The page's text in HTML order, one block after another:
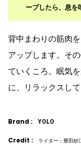
ープしたら、息を
背中まわりの筋肉
アップします。そ
ていくころ。眠気
に、リラックスして
Brand : YOLO
Credit :
ライター：豊田紗